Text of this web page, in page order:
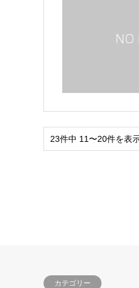
23件中 11〜20件を表
カテゴリー